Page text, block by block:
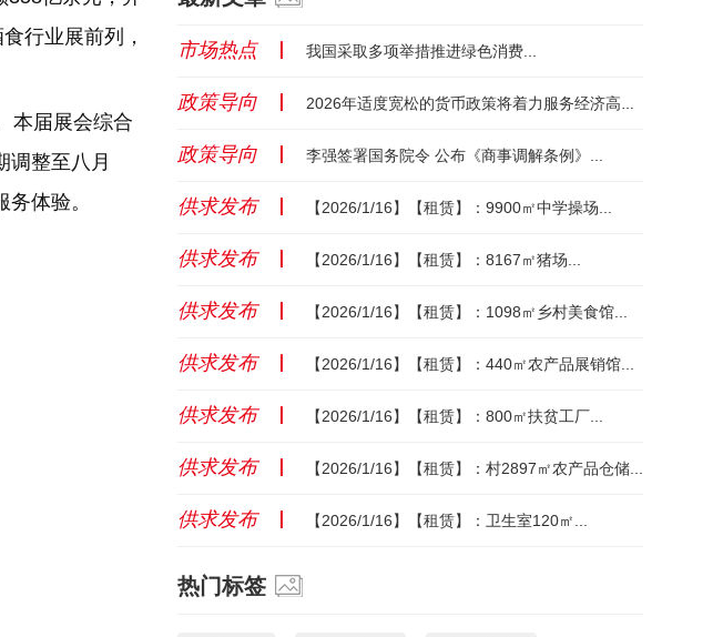
行业展前列，
本届展会综合
调整至八月
体验。
市场热点 我国采取多项举措推进绿色消费...
政策导向 2026年适度宽松的货币政策将着力服务经济高质量发展...
政策导向 李强签署国务院令 公布《商事调解条例》...
供求发布 【2026/1/16】【租赁】：9900㎡中学操场...
供求发布 【2026/1/16】【租赁】：8167㎡猪场...
供求发布 【2026/1/16】【租赁】：1098㎡乡村美食馆...
供求发布 【2026/1/16】【租赁】：440㎡农产品展销馆...
供求发布 【2026/1/16】【租赁】：800㎡扶贫工厂...
供求发布 【2026/1/16】【租赁】：村2897㎡农产品仓储...
供求发布 【2026/1/16】【租赁】：卫生室120㎡...
热门标签